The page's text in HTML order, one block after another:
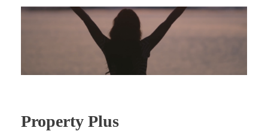
Property Plus